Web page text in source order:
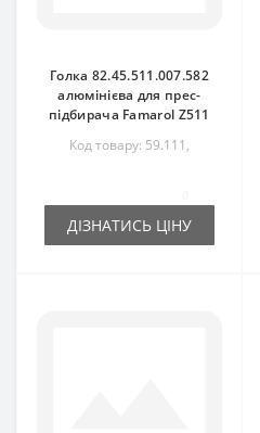
Голка 82.45.511.007.582
алюмінієва для прес-
підбирача Famarol Z511
Код товару: 59.111,
ДІЗНАТИСЬ ЦІНУ